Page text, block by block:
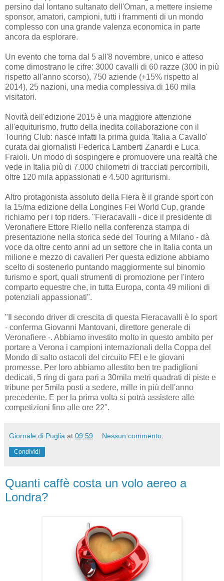
persino dal lontano sultanato dell'Oman, a mettere insieme
sponsor, amatori, campioni, tutti i frammenti di un mondo
complesso con una grande valenza economica in parte
ancora da esplorare.
Un evento che torna dal 5 all'8 novembre, unico e atteso
come dimostrano le cifre: 3000 cavalli di 60 razze (300 in più
rispetto all'anno scorso), 750 aziende (+15% rispetto al
2014), 25 nazioni, una media complessiva di 160 mila
visitatori.
Novità dell'edizione 2015 è una maggiore attenzione
all'equiturismo, frutto della inedita collaborazione con il
Touring Club: nasce infatti la prima guida 'Italia a Cavallo'
curata dai giornalisti Federica Lamberti Zanardi e Luca
Fraioli. Un modo di sospingere e promuovere una realtà che
vede in Italia più di 7.000 chilometri di tracciati percorribili,
oltre 120 mila appassionati e 4.500 agriturismi.
Altro protagonista assoluto della Fiera è il grande sport con
la 15/ma edizione della Longines Fei World Cup, grande
richiamo per i top riders. "Fieracavalli - dice il presidente di
Veronafiere Ettore Riello nella conferenza stampa di
presentazione nella storica sede del Touring a Milano - dà
voce da oltre cento anni ad un settore che in Italia conta un
milione e mezzo di cavalieri Per questa edizione abbiamo
scelto di sostenerlo puntando maggiormente sul binomio
turismo e sport, quali strumenti di promozione per l'intero
comparto equestre che, in tutta Europa, conta 49 milioni di
potenziali appassionati".
"Il secondo driver di crescita di questa Fieracavalli è lo sport
- conferma Giovanni Mantovani, direttore generale di
Veronafiere -. Abbiamo investito molto in questo ambito per
portare a Verona i campioni internazionali della Coppa del
Mondo di salto ostacoli del circuito FEI e le giovani
promesse. Per loro abbiamo allestito ben tre padiglioni
dedicati, 5 ring di gara pari a 30mila metri quadrati di piste e
tribune per 5mila posti a sedere, mille in più dell'anno
precedente. E per la prima volta si potrà assistere alle
competizioni fino alle ore 22".
Giornale di Puglia at 09:59 Nessun commento:
Condividi
Quanti caffè costa un volo aereo a
Londra?